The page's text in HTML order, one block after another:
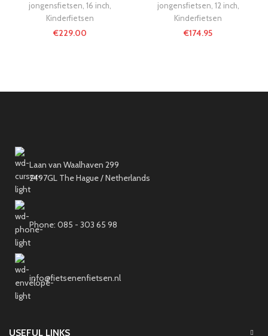
jongensfietsen 16 inch
Kinderfietsen
€229.00
jongensfietsen 12 inch
Kinderfietsen
€174.95
Laan van Waalhaven 299
2497GL The Hague / Netherlands
Phone: 085 - 303 65 98
info@fietsenenfietsen.nl
USEFUL LINKS